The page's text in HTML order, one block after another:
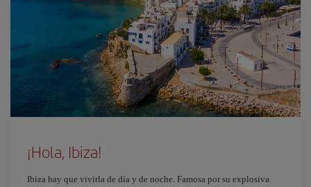
¡Hola, Ibiza!
Ibiza hay que vivirla de día y de noche. Famosa por su explosiva